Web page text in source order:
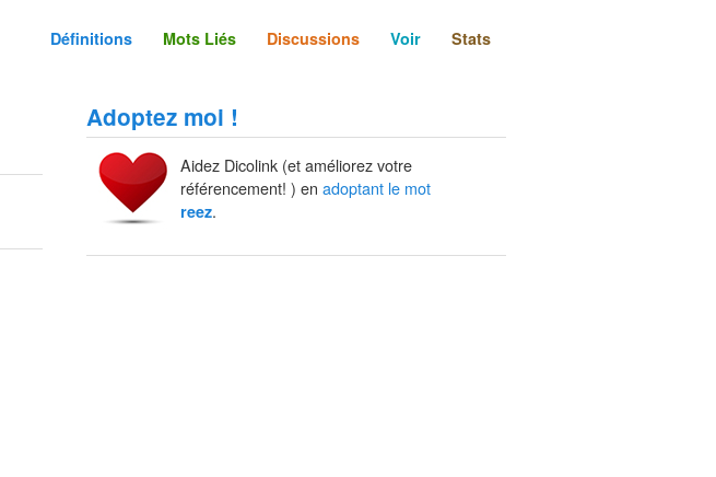
Définitions Mots Liés Discussions Voir Stats
Adoptez moi !
Aidez Dicolink (et améliorez votre
référencement! ) en adoptant le mot
reez.